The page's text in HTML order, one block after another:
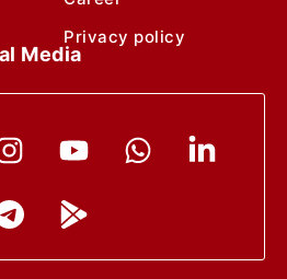
Privacy policy
Media